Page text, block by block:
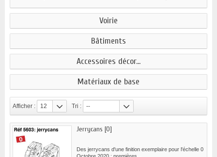
Voirie
Bâtiments
Accessoires décor...
Matériaux de base
Afficher : 12 Tri : --
Jerrycans [O]
Des jerrycans d'une finition exemplaire pour l'échelle 0